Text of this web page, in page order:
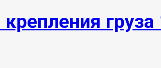
груза